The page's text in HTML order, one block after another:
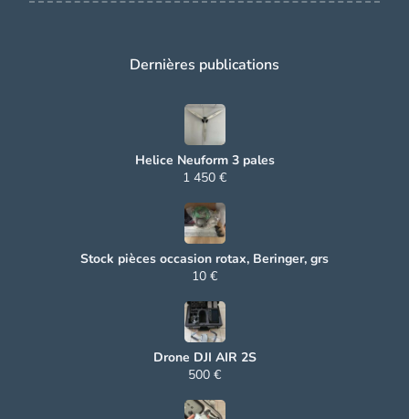
Dernières publications
Helice Neuform 3 pales
1 450 €
Stock pièces occasion rotax, Beringer, grs
10 €
Drone DJI AIR 2S
500 €